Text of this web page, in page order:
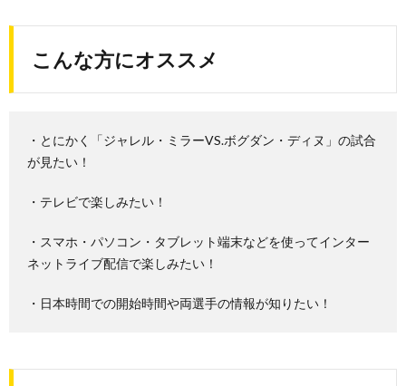
こんな方にオススメ
・とにかく「ジャレル・ミラーVS.ボグダン・ディヌ」の試合
が見たい！
・テレビで楽しみたい！
・スマホ・パソコン・タブレット端末などを使ってインター
ネットライブ配信で楽しみたい！
・日本時間での開始時間や両選手の情報が知りたい！